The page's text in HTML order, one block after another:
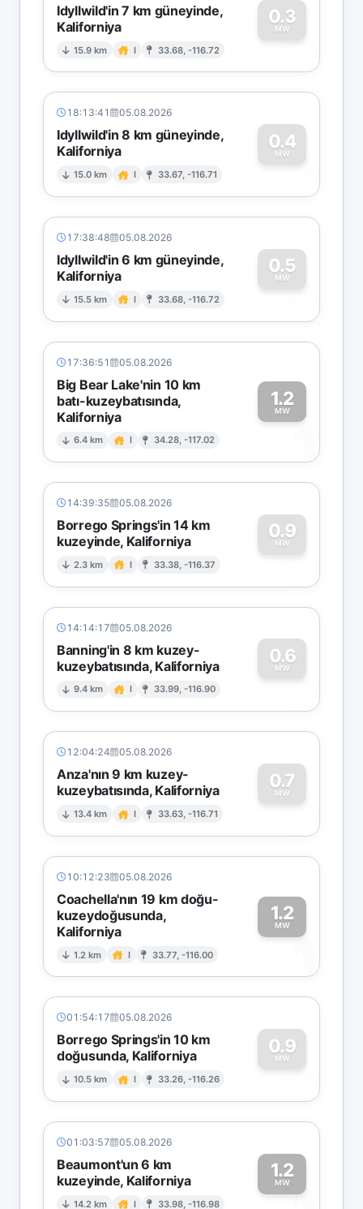
Idyllwild'in 7 km güneyinde,
Kaliforniya
15.9 km I 33.68, -116.72
0.3
MW
0
18:13:41 05.08.2026
Idyllwild'in 8 km güneyinde,
Kaliforniya
15.0 km I 33.67, -116.71
0.4
MW
0
17:38:48 05.08.2026
Idyllwild'in 6 km güneyinde,
Kaliforniya
15.5 km I 33.68, -116.72
0.5
MW
0
17:36:51 05.08.2026
Big Bear Lake'nin 10 km
batı-kuzeybatısında,
Kaliforniya
6.4 km I 34.28, -117.02
1.2
MW
1
14:39:35 05.08.2026
Borrego Springs'in 14 km
kuzeyinde, Kaliforniya
2.3 km I 33.38, -116.37
0.9
MW
0
14:14:17 05.08.2026
Banning'in 8 km kuzey-
kuzeybatısında, Kaliforniya
9.4 km I 33.99, -116.90
0.6
MW
0
12:04:24 05.08.2026
Anza'nın 9 km kuzey-
kuzeybatısında, Kaliforniya
13.4 km I 33.63, -116.71
0.7
MW
0
10:12:23 05.08.2026
Coachella'nın 19 km doğu-
kuzeydoğusunda,
Kaliforniya
1.2 km I 33.77, -116.00
1.2
MW
1
01:54:17 05.08.2026
Borrego Springs'in 10 km
doğusunda, Kaliforniya
10.5 km I 33.26, -116.26
0.9
MW
0
01:03:57 05.08.2026
Beaumont'un 6 km
kuzeyinde, Kaliforniya
14.2 km I 33.98, -116.98
1.2
MW